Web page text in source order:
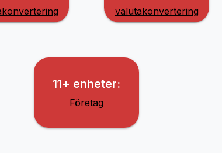
valutakonvertering
11+ enheter:
Företag